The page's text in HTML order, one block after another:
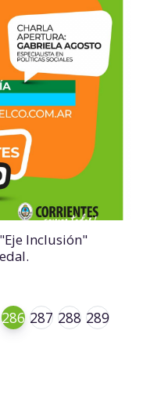
Inclusión"
286 287 288 289